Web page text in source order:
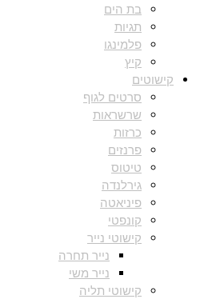
בת הים
תגיות
פלמינגו
קיץ
קישוטים
סרטים לגוף
שרשראות
כרזות
פרנזים
טיטוס
גירלנדה
פיניאטה
קונפטי
קישוטי נייר
נייר תחרה
נייר משי
קישוטי תליה